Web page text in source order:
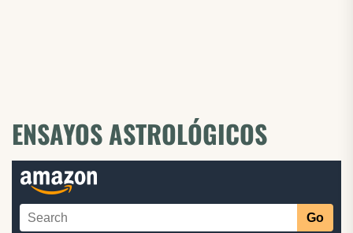
ENSAYOS ASTROLÓGICOS